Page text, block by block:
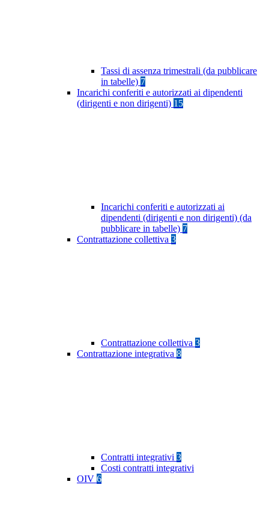
Tassi di assenza trimestrali (da pubblicare
in tabelle) 7
Incarichi conferiti e autorizzati ai dipendenti
(dirigenti e non dirigenti) 15
Incarichi conferiti e autorizzati ai
dipendenti (dirigenti e non dirigenti) (da
pubblicare in tabelle) 7
Contrattazione collettiva 3
Contrattazione collettiva 3
Contrattazione integrativa 8
Contratti integrativi 3
Costi contratti integrativi
OIV 6